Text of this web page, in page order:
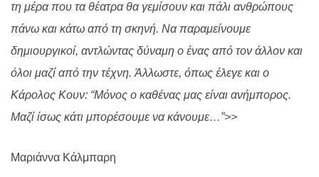
τη μέρα που τα θέατρα θα γεμίσουν και πάλι ανθρώπους
πάνω και κάτω από τη σκηνή. Να παραμείνουμε
δημιουργικοί, αντλώντας δύναμη ο ένας από τον άλλον και
όλοι μαζί από την τέχνη. Άλλωστε, όπως έλεγε και ο
Κάρολος Κουν: “Μόνος ο καθένας μας είναι ανήμπορος.
Μαζί ίσως κάτι μπορέσουμε να κάνουμε…”>>
Μαριάννα Κάλμπαρη